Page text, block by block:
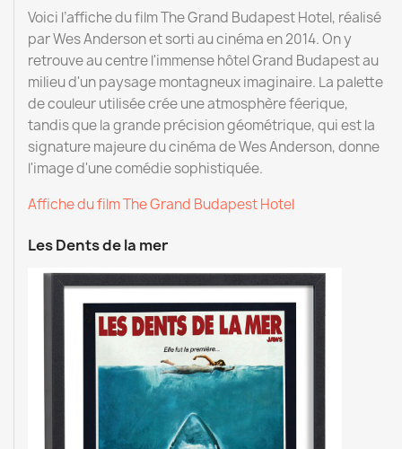
Voici l’affiche du film The Grand Budapest Hotel, réalisé
par Wes Anderson et sorti au cinéma en 2014. On y
retrouve au centre l'immense hôtel Grand Budapest au
milieu d'un paysage montagneux imaginaire. La palette
de couleur utilisée crée une atmosphère féerique,
tandis que la grande précision géométrique, qui est la
signature majeure du cinéma de Wes Anderson, donne
l'image d'une comédie sophistiquée.
Affiche du film The Grand Budapest Hotel
Les Dents de la mer